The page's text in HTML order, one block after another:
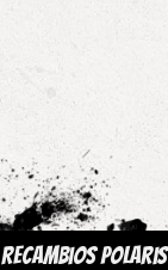
Recambios Polaris